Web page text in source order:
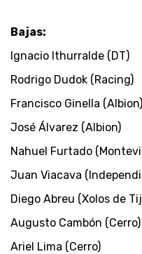
Bajas:
Ignacio Ithurralde (DT)
Rodrigo Dudok (Racing)
Francisco Ginella (Albion)
José Álvarez (Albion)
Nahuel Furtado
Juan Viacava
Diego Abreu (Xolos de
Augusto Cambón (Cerro)
Ariel Lima (Cerro)